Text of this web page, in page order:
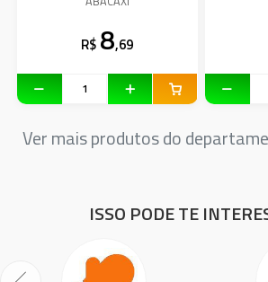
R$ 8,69
Ver mais produtos do
ISSO PODE TE